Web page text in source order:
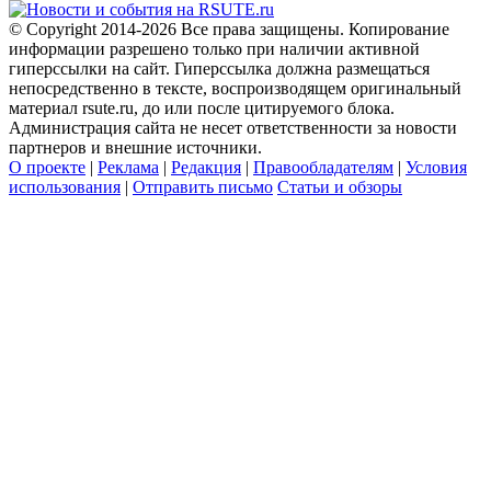
© Copyright 2014-2026 Все права защищены. Копирование
информации разрешено только при наличии активной
гиперссылки на сайт. Гиперссылка должна размещаться
непосредственно в тексте, воспроизводящем оригинальный
материал rsute.ru, до или после цитируемого блока.
Администрация сайта не несет ответственности за новости
партнеров и внешние источники.
О проекте | Реклама | Редакция | Правообладателям | Условия
использования | Отправить письмо Статьи и обзоры